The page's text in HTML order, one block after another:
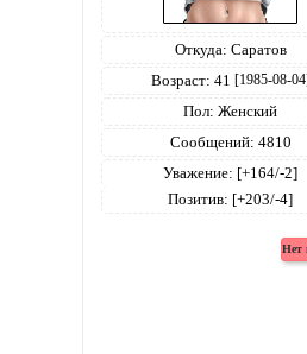
Откуда: Саратов
Возраст: 41 [1985-08-04]
Пол: Женский
Сообщений: 4810
Уважение: [+164/-2]
Позитив: [+203/-4]